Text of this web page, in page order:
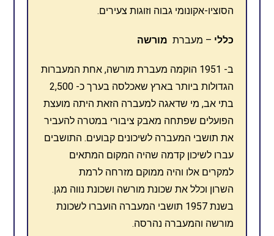
הסוציו-אקונומי גבוה וזוגות צעירים.
כללי – מעברת מורשה
ב- 1951 הוקמה מעברת מורשה, אחת המעברות
הגדולות ביותר בארץ שאכלסה בערך כ- 2,500
בתי אב, מי שדאגה למעברה הזאת היתה מועצת
הפועלים שפתחה מאבק ציבורי במטרה להעביר
את תושבי המעברה לשיכונים קבועים. התושבים
עברו לשיכון קדמה שהיה המקום המתאים
למקרים אלו והיה ממוקם מזרחה לרמת
השרון וכלל את שכונת מורשה ושכונת נווה מגן.
בשנת 1957 תושבי המעברה הועברו לשכונת
מורשה והמעברה נהרסה.